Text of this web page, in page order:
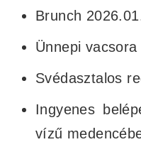
Brunch
Ünnepi
Svédasztalos
Ingyenes
vízű